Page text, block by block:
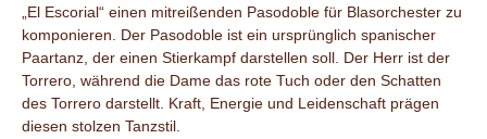
„El Escorial“ einen mitreißenden Pasodoble für Blasorchester zu
komponieren. Der Pasodoble ist ein ursprünglich spanischer
Paartanz, der einen Stierkampf darstellen soll. Der Herr ist der
Torrero, während die Dame das rote Tuch oder den Schatten
des Torrero darstellt. Kraft, Energie und Leidenschaft prägen
diesen stolzen Tanzstil.